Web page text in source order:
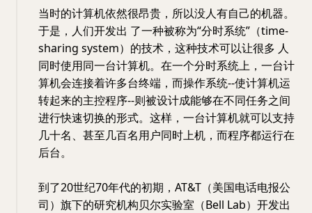
当时的计算机依然很昂贵，所以没人有自己的机器。
于是，人们开发出 了一种被称为“分时系统”（time-
sharing system）的技术，这种技术可以让很多 人
同时使用同一台计算机。在一个分时系统上，一台计
算机会连接着许多台终端，而操作系统--使计算机运
转起来的主控程序--则被设计成能够在不同任务之间
进行快速切换的形式。这样，一台计算机就可以支持
几十名、甚至几百名用户同时上机，而程序都运行在
后台。
到了20世纪70年代的初期，AT&T（美国电话电报公
司）旗下的研究机构贝尔实验室（Bell Lab）开发出